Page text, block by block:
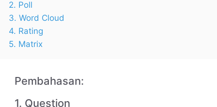
2. Poll
3. Word Cloud
4. Rating
5. Matrix
Pembahasan:
1. Question